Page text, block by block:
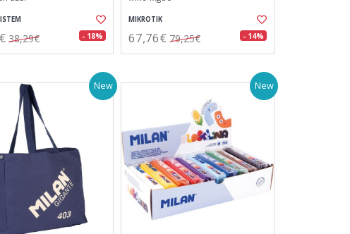
38,29€ - 18%
MIKROTIK
67,76€ 79,25€ - 14%
New New